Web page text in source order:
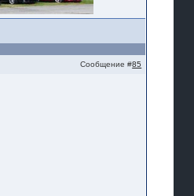
Сообщение #85